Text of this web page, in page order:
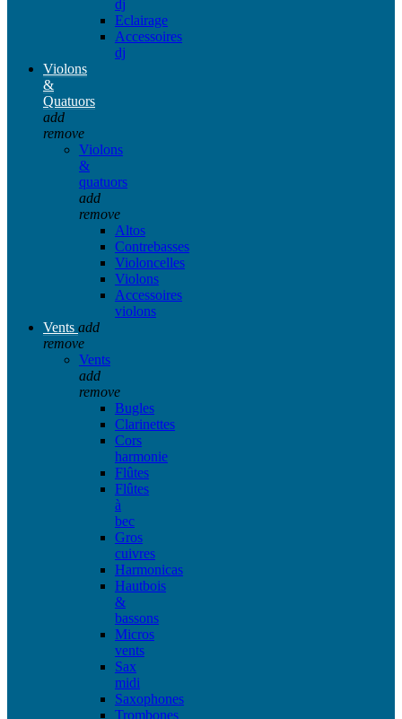
dj
Eclairage
Accessoires
dj
Violons
&
Quatuors
add
remove
Violons
&
quatuors
add
remove
Altos
Contrebasses
Violoncelles
Violons
Accessoires
violons
Vents add
remove
Vents
add
remove
Bugles
Clarinettes
Cors
harmonie
Flûtes
Flûtes
à
bec
Gros
cuivres
Harmonicas
Hautbois
&
bassons
Micros
vents
Sax
midi
Saxophones
Trombones